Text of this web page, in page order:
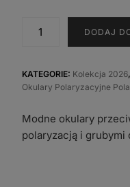
B
DODAJ
KATEGORIE: Kolekcja 2026,
Okulary Polaryzacyjne
Modne okulary
polaryzacją i grubymi